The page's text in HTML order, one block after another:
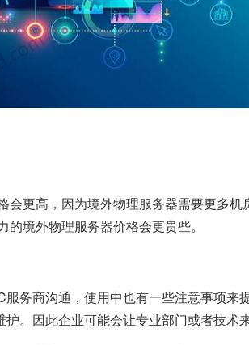
会更高，因为境外物理服务器需要更多机
境外物理服务器价格会更贵些。
务商沟通，使用中也有一些注意事项来
。因此企业可能会让专业部门或者技术